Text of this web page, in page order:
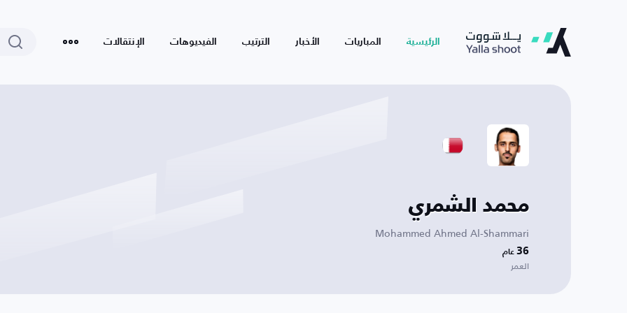
الرئيسية المباريات الأخبار الترتيب الفيديوهات الإنتقالات
محمد الشمري
Mohammed Ahmed Al-Shammari
36 عام
العمر